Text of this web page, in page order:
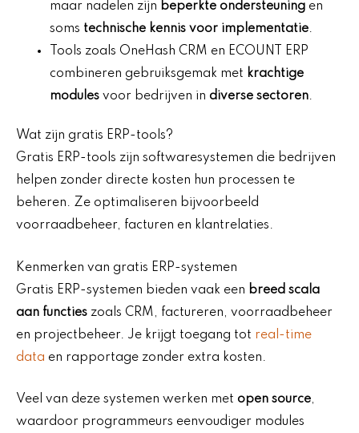
maar nadelen zijn beperkte ondersteuning en
soms technische kennis voor implementatie.
Tools zoals OneHash CRM en ECOUNT ERP
combineren gebruiksgemak met krachtige
modules voor bedrijven in diverse sectoren.
Wat zijn gratis ERP-tools?
Gratis ERP-tools zijn softwaresystemen die bedrijven
helpen zonder directe kosten hun processen te
beheren. Ze optimaliseren bijvoorbeeld
voorraadbeheer, facturen en klantrelaties.
Kenmerken van gratis ERP-systemen
Gratis ERP-systemen bieden vaak een breed scala
aan functies zoals CRM, factureren, voorraadbeheer
en projectbeheer. Je krijgt toegang tot real-time
data en rapportage zonder extra kosten.
Veel van deze systemen werken met open source,
waardoor programmeurs eenvoudiger modules